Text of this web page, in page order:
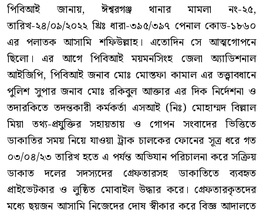
পিবিআই জানায়, ঈশ্বরগঞ্জ থানার মামলা নং-২৫,
তারিখ-২৪/০৯/২০২২ খ্রিঃ ধারা-৩৯৫/৩৯৭ পেনাল কোড-১৮৬০
এর পলাতক আসামি শফিউল্লাহ। এতোদিন সে আত্মগোপনে
ছিলো। এর আগে পিবিআই ময়মনসিংহ জেলা অ্যাডিশনাল
আইজিপি, পিবিআই জনাব মোঃ মোস্তফা কামাল এর তত্ত্বাবধানে
পুলিশ সুপার জনাব মোঃ রকিবুল আক্তার এর দিক নির্দেশনা ও
তদারকিতে তদন্তকারী কর্মকর্তা এসআই (নিঃ) মোহাম্মদ বিল্লাল
মিয়া তথ্য-প্রযুক্তির সহায়তায় ও গোপন সংবাদের ভিত্তিতে
ডাকাতির সময় নিয়ে যাওয়া ট্রাক চালকের ফোনের সূত্র ধরে গত
০৩/০৪/২৩ তারিখ হতে এ পর্যন্ত অভিযান পরিচালনা করে সক্রিয়
ডাকাত দলের সদস্যদের গ্রেফতারসহ ডাকাতিতে ব্যবহৃত
প্রাইভেটকার ও লুষ্ঠিত মোবাইল উদ্ধার করে। গ্রেফতারকৃতদের
মধ্যে ছয়জন আসামি নিজেদের দোষ স্বীকার করে বিজ্ঞ আদালতে